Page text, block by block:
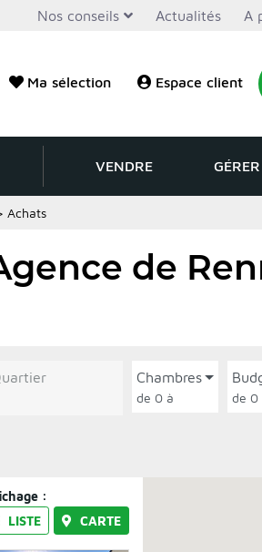
Nos conseils Actualités A
Ma sélection Espace client
VENDRE
Achats
de
Chambres
de 0 à
:
LISTE CARTE